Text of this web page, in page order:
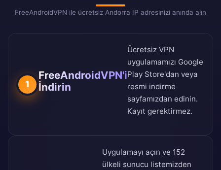
FreeAndroidVPN ile ücretsiz Andorra IP adresinizi anında alın
1
FreeAndroidVPN'i
İndirin
Ücretsiz VPN
uygulamamızı Google
Play Store'dan veya
resmi indirme
sayfamızdan edinin.
Kayıt gerektirmez.
Uygulamayı açın ve 152
ülkeli sunucu listemizden